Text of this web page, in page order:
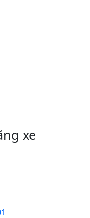
xe